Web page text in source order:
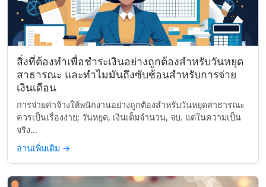
สิ่งที่ต้องทำเพื่อชำระเงินอย่างถูกต้องสำหรับวันหยุด
สาธารณะ และทำไมมันถึงซับซ้อนสำหรับการจ่าย
เงินเดือน
การจ่ายค่าจ้างให้พนักงานอย่างถูกต้องสำหรับวันหยุดสาธารณะ
ควรเป็นเรื่องง่าย; วันหยุด, เงินเต็มจำนวน, จบ. แต่ในความเป็น
จริง...
อ่านเพิ่มเติม →